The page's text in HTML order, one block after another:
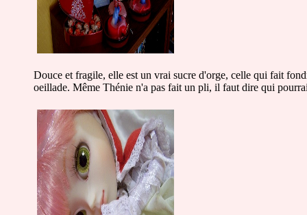
Douce et fragile, elle est un vrai sucre d'orge, celle qui fait
oeillade. Même Thénie n'a pas fait un pli, il faut dire qui